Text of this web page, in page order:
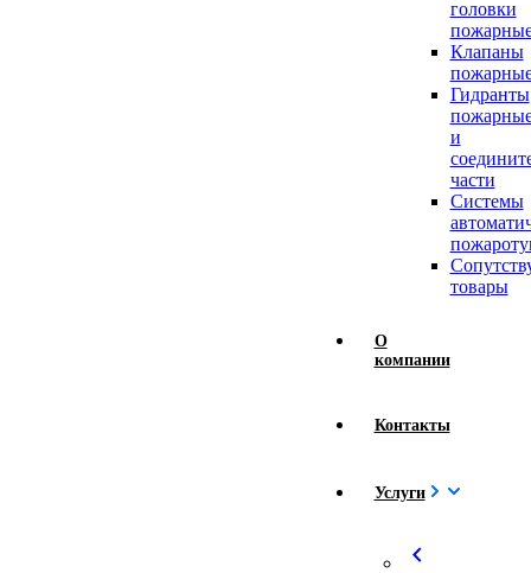
головки
Клапаны
Гидранты
и
части
Системы
товары
О
компании
Контакты
Услуги
chevron_left